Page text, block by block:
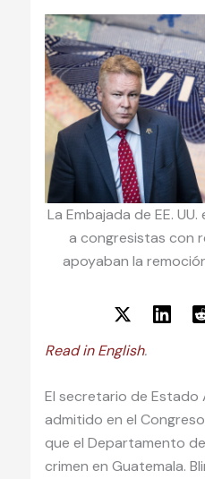
La Embajada de EE.
a congresistas con
apoyaban la
Read in English.
El secretario de Estado
admitido en el
que el Departamento
crimen en Guatemala.